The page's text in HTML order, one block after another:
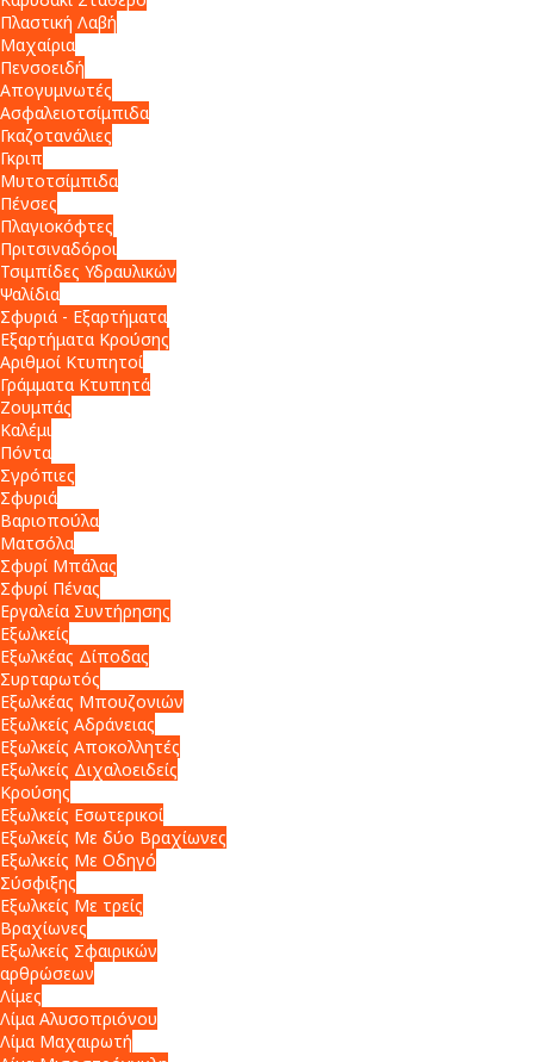
Πλαστική Λαβή
Μαχαίρια
Πενσοειδή
Απογυμνωτές
Ασφαλειοτσίμπιδα
Γκαζοτανάλιες
Γκριπ
Μυτοτσίμπιδα
Πένσες
Πλαγιοκόφτες
Πριτσιναδόροι
Τσιμπίδες Υδραυλικών
Ψαλίδια
Σφυριά - Εξαρτήματα
Εξαρτήματα Κρούσης
Αριθμοί Κτυπητοί
Γράμματα Κτυπητά
Ζουμπάς
Καλέμι
Πόντα
Σγρόπιες
Σφυριά
Βαριοπούλα
Ματσόλα
Σφυρί Μπάλας
Σφυρί Πένας
Εργαλεία Συντήρησης
Εξωλκείς
Εξωλκέας Δίποδας
Συρταρωτός
Εξωλκέας Μπουζονιών
Εξωλκείς Αδράνειας
Εξωλκείς Αποκολλητές
Εξωλκείς Διχαλοειδείς
Κρούσης
Εξωλκείς Εσωτερικοί
Εξωλκείς Με δύο Βραχίωνες
Εξωλκείς Με Οδηγό
Σύσφιξης
Εξωλκείς Με τρείς
Βραχίωνες
Εξωλκείς Σφαιρικών
αρθρώσεων
Λίμες
Λίμα Αλυσοπριόνου
Λίμα Μαχαιρωτή